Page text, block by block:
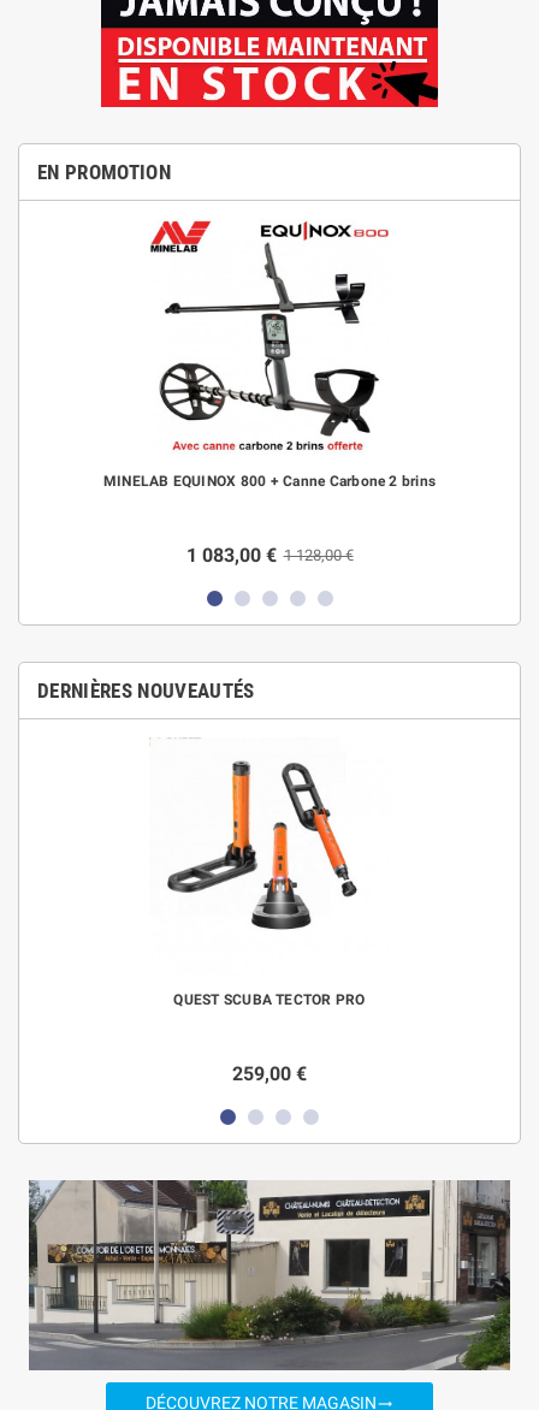
EN PROMOTION
MINELAB EQUINOX 800 + Canne Carbone 2 brins
1 083,00 € 1 128,00 €
DERNIÈRES NOUVEAUTÉS
QUEST SCUBA TECTOR PRO
259,00 €
DÉCOUVREZ NOTRE MAGASINtrending_flat